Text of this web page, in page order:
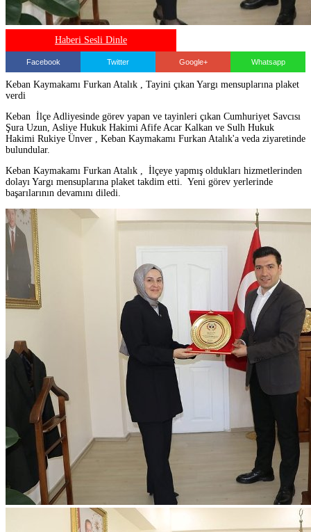
Haberi Sesli Dinle
Facebook Twitter Google+ Whatsapp
Keban Kaymakamı Furkan Atalık , Tayini çıkan Yargı mensuplarına plaket
verdi
Keban İlçe Adliyesinde görev yapan ve tayinleri çıkan Cumhuriyet Savcısı
Şura Uzun, Asliye Hukuk Hakimi Afife Acar Kalkan ve Sulh Hukuk
Hakimi Rukiye Ünver , Keban Kaymakamı Furkan Atalık'a veda ziyaretinde
bulundular.
Keban Kaymakamı Furkan Atalık , İlçeye yapmış oldukları hizmetlerinden
dolayı Yargı mensuplarına plaket takdim etti. Yeni görev yerlerinde
başarılarının devamını diledi.